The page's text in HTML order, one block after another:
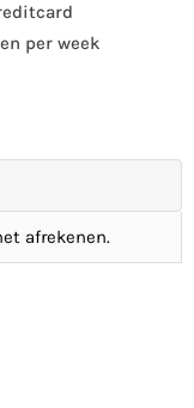
per week
afrekenen.